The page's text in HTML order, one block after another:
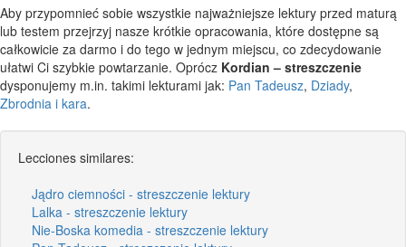
Aby przypomnieć sobie wszystkie najważniejsze lektury przed maturą
lub testem przejrzyj nasze krótkie opracowania, które dostępne są
całkowicie za darmo i do tego w jednym miejscu, co zdecydowanie
ułatwi Ci szybkie powtarzanie. Oprócz Kordian – streszczenie
dysponujemy m.in. takimi lekturami jak: Pan Tadeusz, Dziady,
Zbrodnia i kara.
Lecciones similares:
Jądro ciemności - streszczenie lektury
Lalka - streszczenie lektury
Nie-Boska komedia - streszczenie lektury